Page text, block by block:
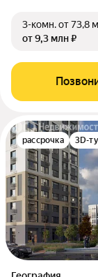
3-комн.от 73,8
от 9,3 млн ₽
рассрочка 3D-